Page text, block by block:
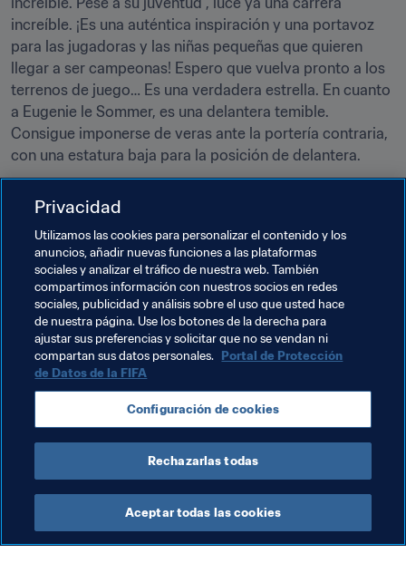
increíble. ¡Es una auténtica inspiración y una portavoz
para las jugadoras y las niñas pequeñas que quieren
llegar a ser campeonas! Espero que vuelva pronto a los
terrenos de juego… Es una verdadera estrella. En cuanto
a Eugenie le Sommer, es una delantera temible.
Consigue imponerse de veras ante la portería contraria,
con una estatura baja para la posición de delantera.
Los premios The Best van a entregarse pronto.
Este año ha sido verdaderamente un año particular; me
ha costado mucho seguirlo. Entre los hombres, yo diría
Robert Lewandowski o Cristiano Ronaldo. Y en categoría
femenina, Wendie Renard y Lucy Bronze.
Temas relacionados
France
Privacidad
Utilizamos las cookies para personalizar el contenido y los
anuncios, añadir nuevas funciones a las plataformas
sociales y analizar el tráfico de nuestra web. También
compartimos información con nuestros socios en redes
sociales, publicidad y análisis sobre el uso que usted hace
de nuestra página. Use los botones de la derecha para
ajustar sus preferencias y solicitar que no se vendan ni
compartan sus datos personales. Portal de Protección
de Datos de la FIFA
Configuración de cookies
Rechazarlas todas
Aceptar todas las cookies